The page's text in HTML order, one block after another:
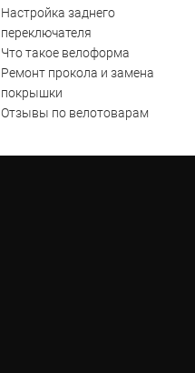
Настройка заднего
переключателя
Что такое велоформа
Ремонт прокола и замена
покрышки
Отзывы по велотоварам